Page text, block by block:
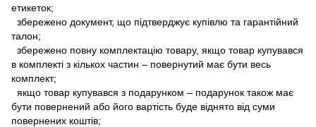
етикеток;
збережено документ, що підтверджує купівлю та гарантійний
талон;
збережено повну комплектацію товару, якщо товар купувався
в комплекті з кількох частин – повернутий має бути весь
комплект;
якщо товар купувався з подарунком – подарунок також має
бути повернений або його вартість буде віднято від суми
повернених коштів;